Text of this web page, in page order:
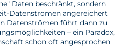
Daten beschränkt, sondern
Datenströmen angereichert
Datenströmen führt dann zu
– ein Paradox,
schon oft angesprochen